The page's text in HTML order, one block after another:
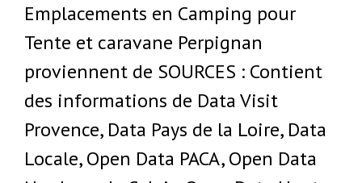
Emplacements en Camping pour
Tente et caravane Perpignan
proviennent de SOURCES : Contient
des informations de Data Visit
Provence, Data Pays de la Loire, Data
Locale, Open Data PACA, Open Data